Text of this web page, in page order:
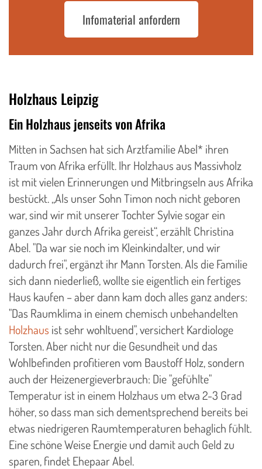
Infomaterial anfordern
Holzhaus Leipzig
Ein Holzhaus jenseits von Afrika
Mitten in Sachsen hat sich Arztfamilie Abel* ihren
Traum von Afrika erfüllt. Ihr Holzhaus aus Massivholz
ist mit vielen Erinnerungen und Mitbringseln aus Afrika
bestückt. „Als unser Sohn Timon noch nicht geboren
war, sind wir mit unserer Tochter Sylvie sogar ein
ganzes Jahr durch Afrika gereist“, erzählt Christina
Abel. "Da war sie noch im Kleinkindalter, und wir
dadurch frei", ergänzt ihr Mann Torsten. Als die Familie
sich dann niederließ, wollte sie eigentlich ein fertiges
Haus kaufen – aber dann kam doch alles ganz anders:
"Das Raumklima in einem chemisch unbehandelten
Holzhaus ist sehr wohltuend", versichert Kardiologe
Torsten. Aber nicht nur die Gesundheit und das
Wohlbefinden profitieren vom Baustoff Holz, sondern
auch der Heizenergieverbrauch: Die "gefühlte"
Temperatur ist in einem Holzhaus um etwa 2-3 Grad
höher, so dass man sich dementsprechend bereits bei
etwas niedrigeren Raumtemperaturen behaglich fühlt.
Eine schöne Weise Energie und damit auch Geld zu
sparen, findet Ehepaar Abel.